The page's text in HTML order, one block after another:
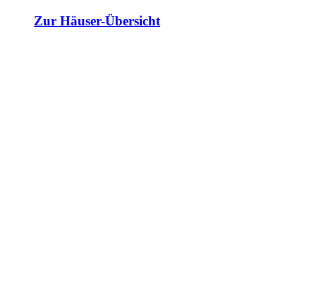
Zur Häuser-Übersicht